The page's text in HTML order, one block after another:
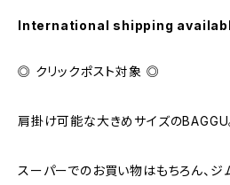
International shipping
◎ クリックポスト対象 ◎
肩掛け可能な大きめサイズのBAGGU
スーパーでのお買い物はもちろん、